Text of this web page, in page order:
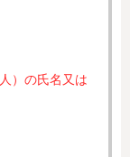
）の氏名又は